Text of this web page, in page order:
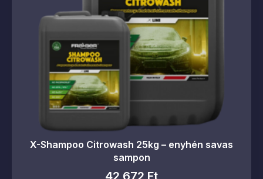
X-Shampoo Citrowash 25kg – enyhén savas
sampon
42 672 Ft